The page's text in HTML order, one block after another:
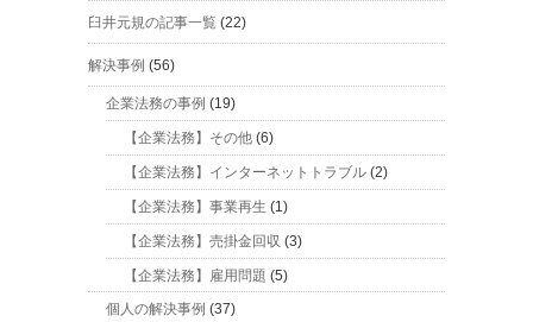
臼井元規の記事一覧 (22)
解決事例 (56)
企業法務の事例 (19)
【企業法務】その他 (6)
【企業法務】インターネットトラブル (2)
【企業法務】事業再生 (1)
【企業法務】売掛金回収 (3)
【企業法務】雇用問題 (5)
個人の解決事例 (37)